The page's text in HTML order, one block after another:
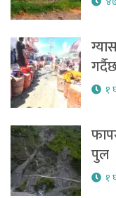
१
पुल
१